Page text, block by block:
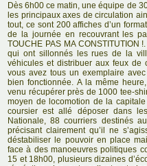
Dès 6h00 ce matin, une équipe de
les principaux axes de circulation
tout, ce sont 200 affiches d’un
de la journée en recouvrant les
TOUCHE PAS MA CONSTITUTION
qui ont sillonnés les rues de la
véhicules et distribuer aux feux
vous avez tous un exemplaire
bien fonctionnée. A la même
venu récupérer près de 1000 tee-
moyen de locomotion de la
coursier est allé déposer dans
Nationale, 88 courriers destinés
précisant clairement qu’il ne
déstabiliser le pouvoir en place
face à des manoeuvres politiques
15 et 18h00, plusieurs dizaines